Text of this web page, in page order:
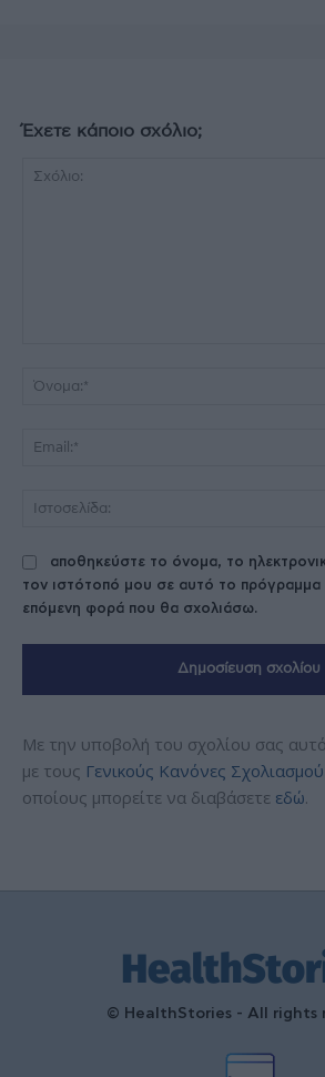
Έχετε κάποιο σχόλιο;
αποθηκεύστε το όνομα, το
τον ιστότοπό μου σε αυτό το πρόγραμμα
επόμενη φορά που θα σχολιάσω.
Με την υποβολή του σχολίου σας
με τους Γενικούς Κανόνες
οποίους μπορείτε να διαβάσετε εδώ.
© HealthStories - All rights